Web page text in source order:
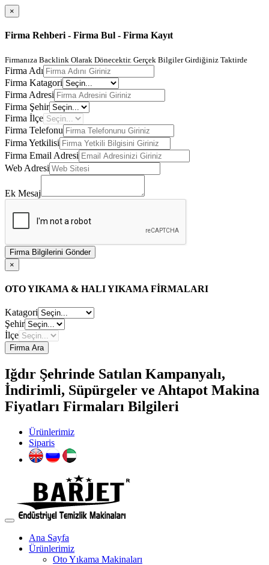
×
Firma Rehberi - Firma Bul - Firma Kayıt
Firmanıza Backlink Olarak Dönecektir. Gerçek Bilgiler Girdiğiniz Taktirde
Firma Adı
Firma Katagori
Firma Adresi
Firma Şehir
Firma İlçe
Firma Telefonu
Firma Yetkilisi
Firma Email Adresi
Web Adresi
Ek Mesaj
Firma Bilgilerini Gönder
×
OTO YIKAMA & HALI YIKAMA FİRMALARI
Katagori
Şehir
İlçe
Firma Ara
Iğdır Şehrinde Satılan Kampanyalı,
İndirimli, Süpürgeler ve Ahtapot Makina
Fiyatları Firmaları Bilgileri
Ürünlerimiz
Siparis
Ana Sayfa
Ürünlerimiz
Oto Yıkama Makinaları